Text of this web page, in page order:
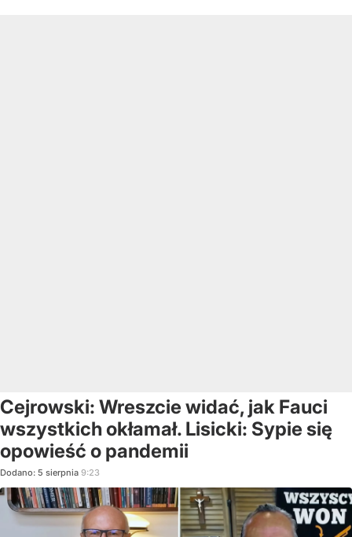
Cejrowski: Wreszcie widać, jak Fauci
wszystkich okłamał. Lisicki: Sypie się
opowieść o pandemii
Dodano: 5 sierpnia 9:23